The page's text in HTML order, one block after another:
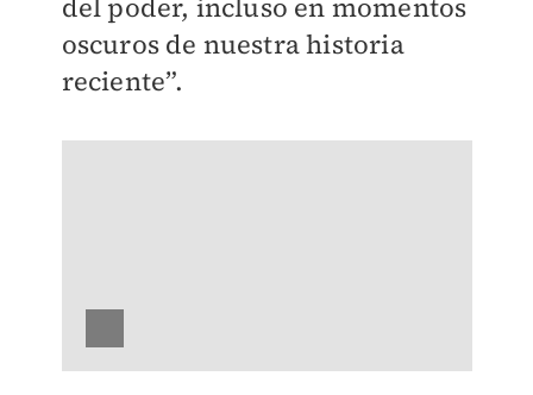
del poder, incluso en momentos
oscuros de nuestra historia
reciente”.